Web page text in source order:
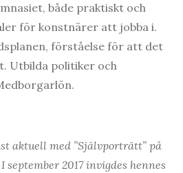
både praktiskt och
för konstnärer att jobba i.
förståelse för att det
Utbilda politiker och
aktuell med ”Självporträtt” på
2017 invigdes hennes